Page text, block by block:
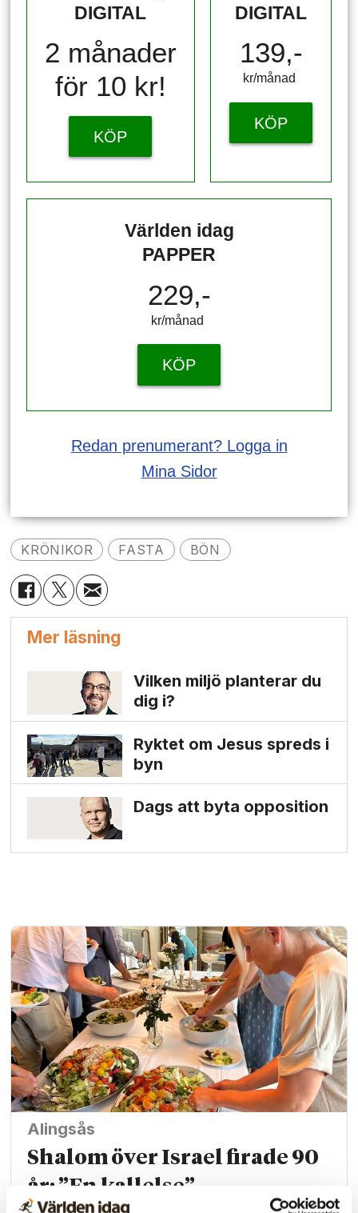
DIGITAL
2 månader
för 10 kr!
KÖP
DIGITAL
139,-
kr/månad ​​​​​​
KÖP
Världen idag
PAPPER
229,-
kr/månad ​​​​​​
KÖP
Redan prenumerant? Logga in
Mina Sidor
KRÖNIKOR FASTA BÖN
Mer läsning
Vilken miljö planterar du
dig i?
Ryktet om Jesus spreds i
byn
Dags att byta opposition
Alingsås
Shalom över Israel firade 90
år: ”En kallelse”